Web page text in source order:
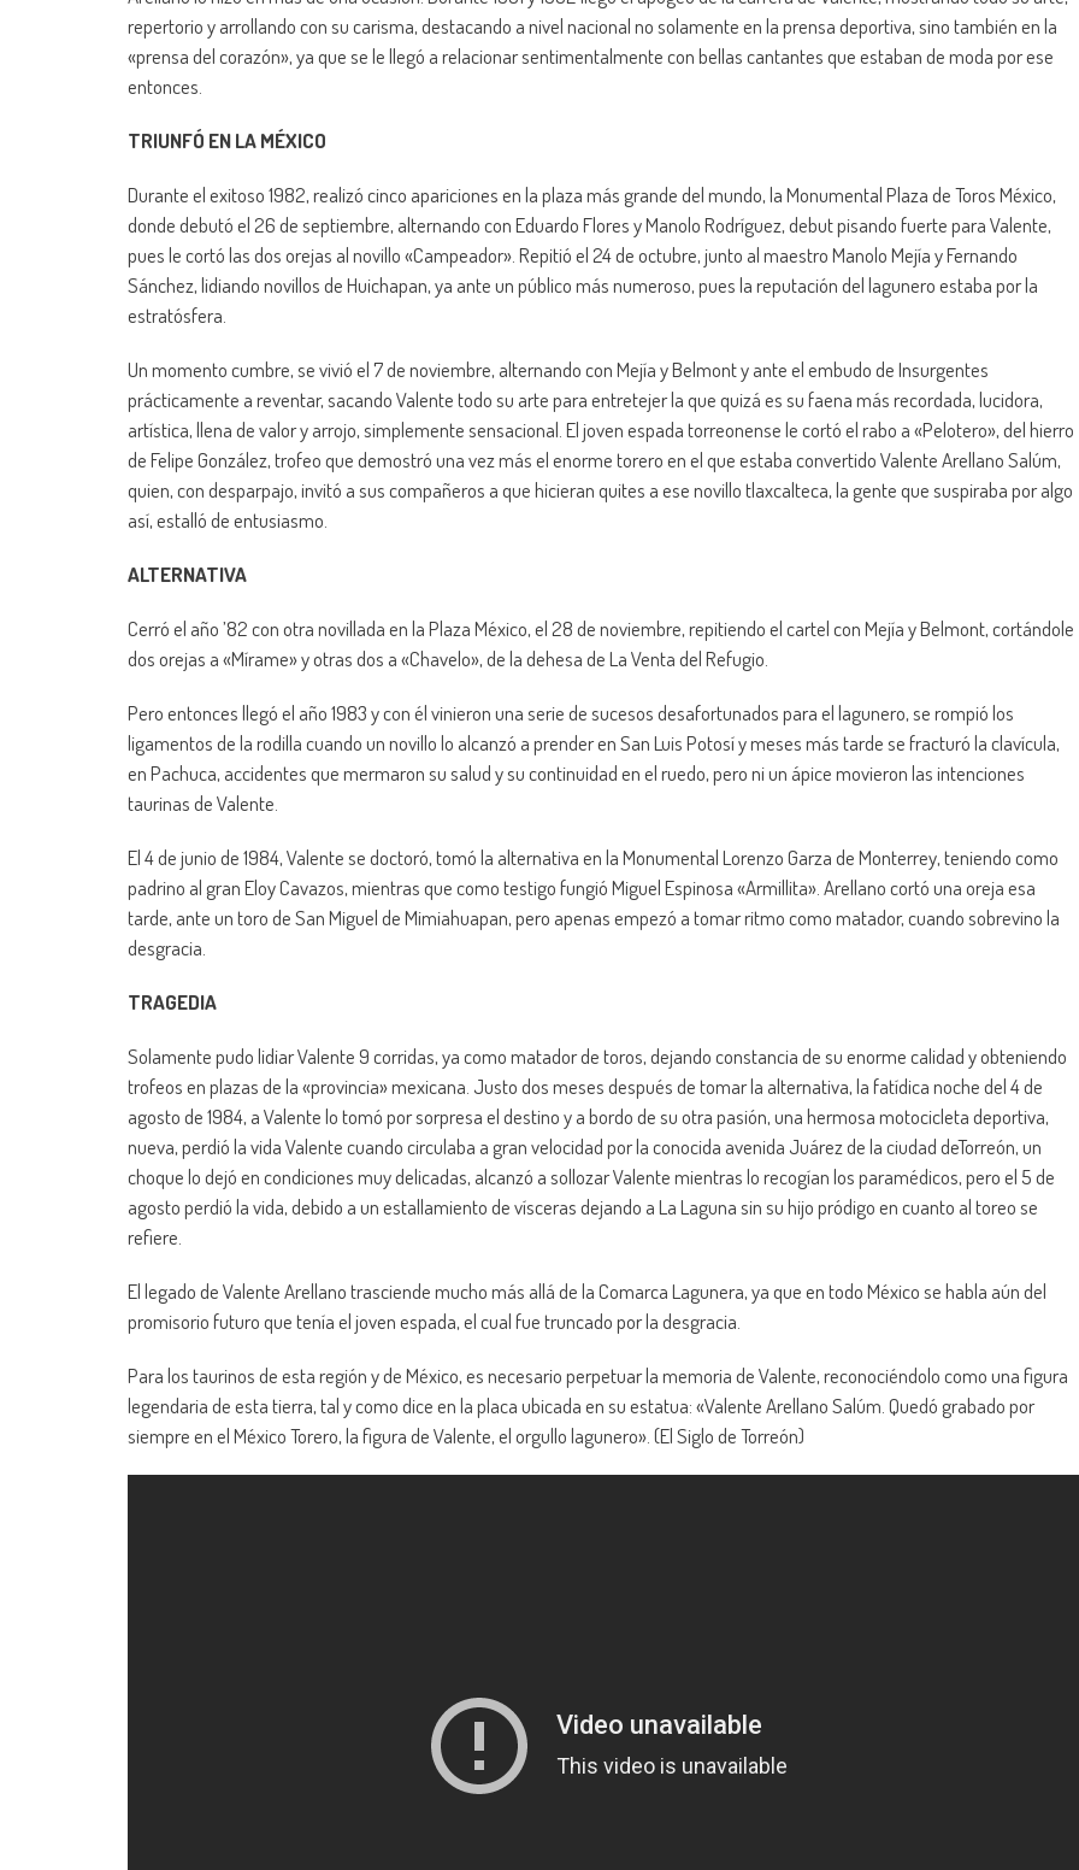
repertorio y arrollando con su carisma, destacando a nivel nacional no solamente en la prensa deportiva, sino también en la
«prensa del corazón», ya que se le llegó a relacionar sentimentalmente con bellas cantantes que estaban de moda por ese
entonces.
TRIUNFÓ EN LA MÉXICO
Durante el exitoso 1982, realizó cinco apariciones en la plaza más grande del mundo, la Monumental Plaza de Toros México,
donde debutó el 26 de septiembre, alternando con Eduardo Flores y Manolo Rodríguez, debut pisando fuerte para Valente,
pues le cortó las dos orejas al novillo «Campeador». Repitió el 24 de octubre, junto al maestro Manolo Mejía y Fernando
Sánchez, lidiando novillos de Huichapan, ya ante un público más numeroso, pues la reputación del lagunero estaba por la
estratósfera.
Un momento cumbre, se vivió el 7 de noviembre, alternando con Mejía y Belmont y ante el embudo de Insurgentes
prácticamente a reventar, sacando Valente todo su arte para entretejer la que quizá es su faena más recordada, lucidora,
artística, llena de valor y arrojo, simplemente sensacional. El joven espada torreonense le cortó el rabo a «Pelotero», del hierro
de Felipe González, trofeo que demostró una vez más el enorme torero en el que estaba convertido Valente Arellano Salúm,
quien, con desparpajo, invitó a sus compañeros a que hicieran quites a ese novillo tlaxcalteca, la gente que suspiraba por algo
así, estalló de entusiasmo.
ALTERNATIVA
Cerró el año ’82 con otra novillada en la Plaza México, el 28 de noviembre, repitiendo el cartel con Mejía y Belmont, cortándole
dos orejas a «Mírame» y otras dos a «Chavelo», de la dehesa de La Venta del Refugio.
Pero entonces llegó el año 1983 y con él vinieron una serie de sucesos desafortunados para el lagunero, se rompió los
ligamentos de la rodilla cuando un novillo lo alcanzó a prender en San Luis Potosí y meses más tarde se fracturó la clavícula,
en Pachuca, accidentes que mermaron su salud y su continuidad en el ruedo, pero ni un ápice movieron las intenciones
taurinas de Valente.
El 4 de junio de 1984, Valente se doctoró, tomó la alternativa en la Monumental Lorenzo Garza de Monterrey, teniendo como
padrino al gran Eloy Cavazos, mientras que como testigo fungió Miguel Espinosa «Armillita». Arellano cortó una oreja esa
tarde, ante un toro de San Miguel de Mimiahuapan, pero apenas empezó a tomar ritmo como matador, cuando sobrevino la
desgracia.
TRAGEDIA
Solamente pudo lidiar Valente 9 corridas, ya como matador de toros, dejando constancia de su enorme calidad y obteniendo
trofeos en plazas de la «provincia» mexicana. Justo dos meses después de tomar la alternativa, la fatídica noche del 4 de
agosto de 1984, a Valente lo tomó por sorpresa el destino y a bordo de su otra pasión, una hermosa motocicleta deportiva,
nueva, perdió la vida Valente cuando circulaba a gran velocidad por la conocida avenida Juárez de la ciudad deTorreón, un
choque lo dejó en condiciones muy delicadas, alcanzó a sollozar Valente mientras lo recogían los paramédicos, pero el 5 de
agosto perdió la vida, debido a un estallamiento de vísceras dejando a La Laguna sin su hijo pródigo en cuanto al toreo se
refiere.
El legado de Valente Arellano trasciende mucho más allá de la Comarca Lagunera, ya que en todo México se habla aún del
promisorio futuro que tenía el joven espada, el cual fue truncado por la desgracia.
Para los taurinos de esta región y de México, es necesario perpetuar la memoria de Valente, reconociéndolo como una figura
legendaria de esta tierra, tal y como dice en la placa ubicada en su estatua: «Valente Arellano Salúm. Quedó grabado por
siempre en el México Torero, la figura de Valente, el orgullo lagunero». (El Siglo de Torreón)